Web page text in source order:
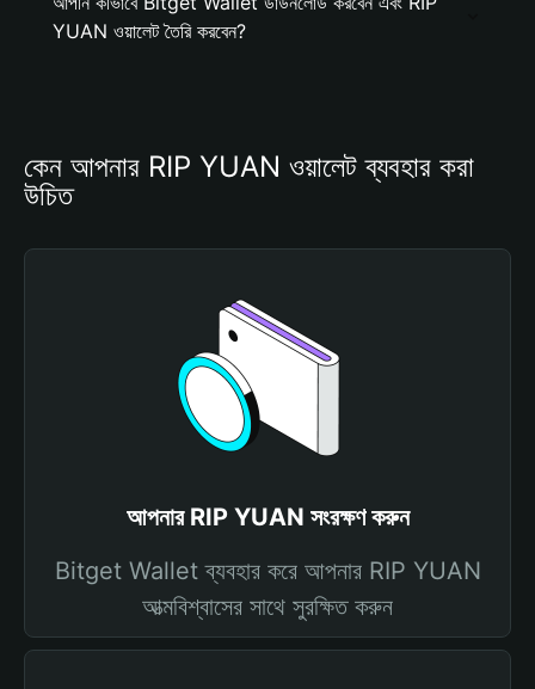
YUAN ওয়ালেট তৈরি করবেন?
কেন আপনার RIP YUAN ওয়ালেট ব্যবহার করা
উচিত
আপনার RIP YUAN সংরক্ষণ করুন
Bitget Wallet ব্যবহার করে আপনার RIP YUAN
আত্মবিশ্বাসের সাথে সুরক্ষিত করুন